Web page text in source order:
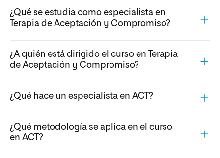
¿Qué se estudia como especialista en
Terapia de Aceptación y Compromiso?
¿A quién está dirigido el curso en Terapia
de Aceptación y Compromiso?
¿Qué hace un especialista en ACT?
¿Qué metodología se aplica en el curso
en ACT?